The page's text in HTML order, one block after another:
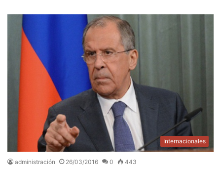
Internacionales
administración 26/03/2016 0 443